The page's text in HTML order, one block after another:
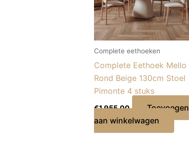
Complete eethoeken
Complete Eethoek Mello
Rond Beige 130cm Stoel
Pimonte 4 stuks
€1.955,00
Toevoegen
aan winkelwagen